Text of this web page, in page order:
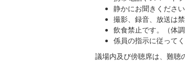
静かにお聞きください
撮影、録音、放送は禁
飲食禁止です。（体
係員の指示に従ってく
議場内及び傍聴席は、難聴